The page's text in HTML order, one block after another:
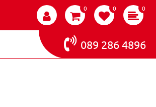
0 0 0
089 286 4896